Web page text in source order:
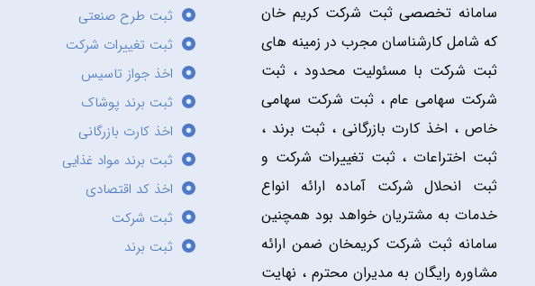
سامانه تخصصی ثبت شرکت کریم خان
که شامل کارشناسان مجرب در زمینه های
ثبت شرکت با مسئولیت محدود ، ثبت
شرکت سهامی عام ، ثبت شرکت سهامی
خاص ، اخذ کارت بازرگانی ، ثبت برند ،
ثبت اختراعات ، ثبت تغییرات شرکت و
ثبت انحلال شرکت آماده ارائه انواع
خدمات به مشتریان خواهد بود همچنین
سامانه ثبت شرکت کریمخان ضمن ارائه
مشاوره رایگان به مدیران محترم ، نهایت
ثبت طرح صنعتی
ثبت تغییرات شرکت
اخذ جواز تاسیس
ثبت برند پوشاک
اخذ کارت بازرگانی
ثبت برند مواد غذایی
اخذ کد اقتصادی
ثبت شرکت
ثبت برند